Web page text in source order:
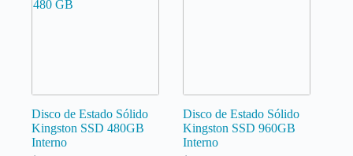
Disco de Estado Sólido
Kingston SSD 480GB
Interno
Disco de Estado Sólido
Kingston SSD 960GB
Interno